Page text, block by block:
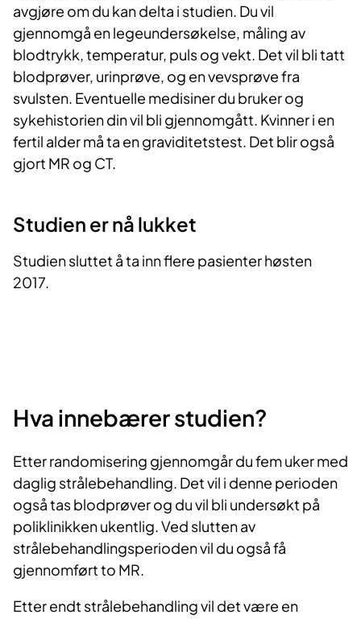
avgjøre om du kan delta i studien. Du vil
gjennomgå en legeundersøkelse, måling av
blodtrykk, temperatur, puls og vekt. Det vil bli tatt
blodprøver, urinprøve, og en vevsprøve fra
svulsten. Eventuelle medisiner du bruker og
sykehistorien din vil bli gjennomgått. Kvinner i en
fertil alder må ta en graviditetstest. Det blir også
gjort MR og CT.
Studien er nå lukket
Studien sluttet å ta inn flere pasienter høsten
2017.
Hva innebærer studien?
Etter randomisering gjennomgår du fem uker med
daglig strålebehandling. Det vil i denne perioden
også tas blodprøver og du vil bli undersøkt på
poliklinikken ukentlig. Ved slutten av
strålebehandlingsperioden vil du også få
gjennomført to MR.
Etter endt strålebehandling vil det være en